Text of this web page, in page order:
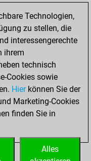
7
+5
9
Technologien,
zu stellen, die
interessengerechte
ihrem
technisch
Cookies sowie
Hierkönnen Sie der
Marketing-Cookies
finden Sie in
Alles